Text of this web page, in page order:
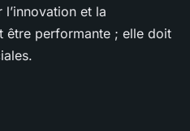
et la
être performante ; elle doit